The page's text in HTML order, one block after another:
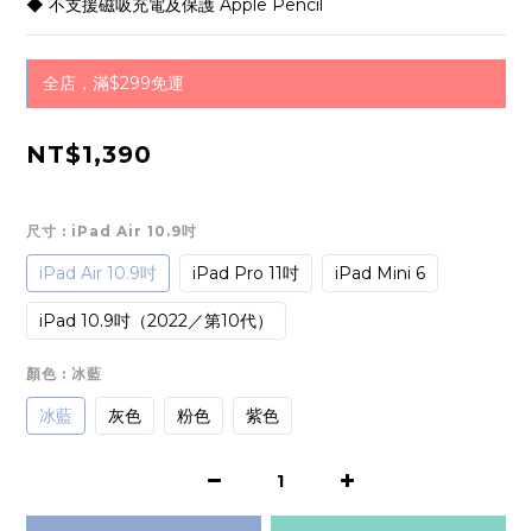
◆ 不支援磁吸充電及保護 Apple Pencil
全店，滿$299免運
NT$1,390
尺寸 : iPad Air 10.9吋
iPad Air 10.9吋 iPad Pro 11吋 iPad Mini 6
iPad 10.9吋（2022／第10代）
顏色 : 冰藍
冰藍 灰色 粉色 紫色